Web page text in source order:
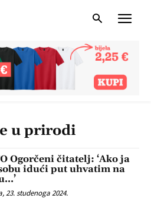
u prirodi
Ogorčeni čitatelj: ‘Ako ja
idući put uhvatim na
23. studenoga 2024.